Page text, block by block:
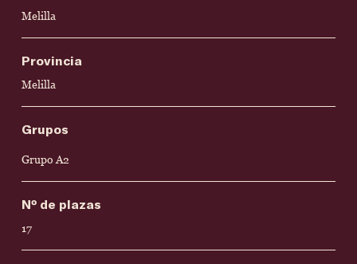
Melilla
Provincia
Melilla
Grupos
Grupo A2
Nº de plazas
17